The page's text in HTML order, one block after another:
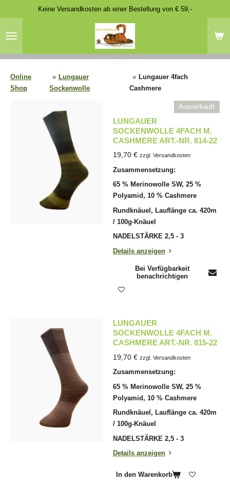
springen
Keine Versandkosten ab einer Bestellung von € 59,-
Online
Shop
» Lungauer
Sockenwolle
» Lungauer 4fach
Cashmere
Ausverkauft
LUNGAUER
SOCKENWOLLE 4FACH M.
CASHMERE ART.-NR. 814-22
19,70 € zzgl. Versandkosten
Zusammensetzung:
65 % Merinowolle SW, 25 %
Polyamid, 10 % Cashmere
Rundknäuel, Lauflänge ca. 420m
/ 100g-Knäuel
NADELSTÄRKE 2,5 - 3
Details anzeigen
Bei Verfügbarkeit
benachrichtigen
LUNGAUER
SOCKENWOLLE 4FACH M.
CASHMERE ART.-NR. 815-22
19,70 € zzgl. Versandkosten
Zusammensetzung:
65 % Merinowolle SW, 25 %
Polyamid, 10 % Cashmere
Rundknäuel, Lauflänge ca. 420m
/ 100g-Knäuel
NADELSTÄRKE 2,5 - 3
Details anzeigen
In den Warenkorb